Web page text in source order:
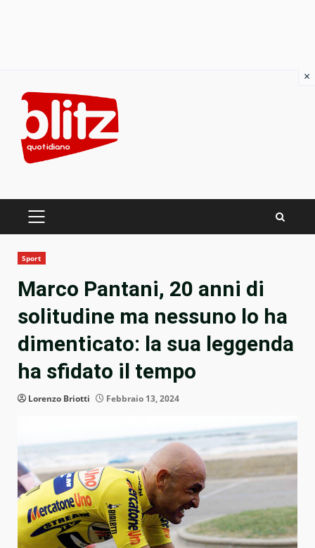
content
PRIMARY
Sport
Marco Pantani, 20 anni di
solitudine ma nessuno lo ha
dimenticato: la sua leggenda
ha sfidato il tempo
Lorenzo Briotti Febbraio 13, 2024
×